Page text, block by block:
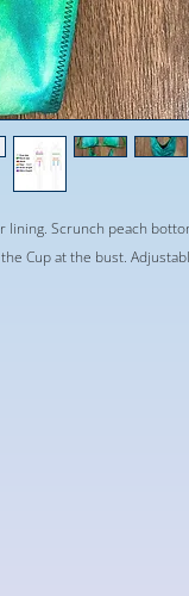
Scrunch peach
Cup at the bust.